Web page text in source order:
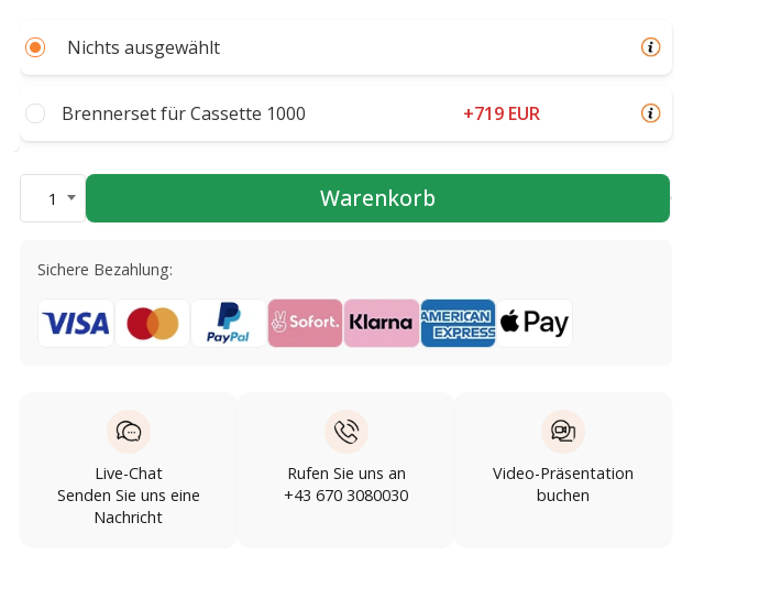
Nichts ausgewählt
Brennerset für Cassette 1000 +719 EUR
1 Warenkorb
Sichere Bezahlung:
Live-Chat
Senden Sie uns eine
Nachricht
Rufen Sie uns an
+43 670 3080030
Video-Präsentation
buchen